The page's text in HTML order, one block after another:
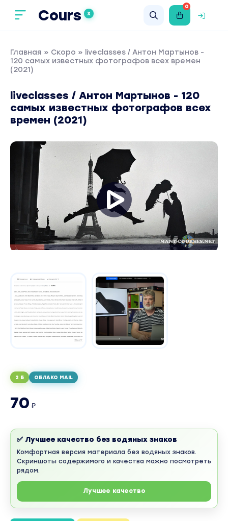
Cours X
0
Главная » Скоро » liveclasses / Антон Мартынов -
120 самых известных фотографов всех времен
(2021)
liveclasses / Антон Мартынов - 120
самых известных фотографов всех
времен (2021)
2 Б ОБЛАКО MAIL
70 ₽
✅ Лучшее качество без водяных знаков
Комфортная версия материала без водяных знаков.
Скриншоты содержимого и качества можно посмотреть
рядом.
Лучшее качество